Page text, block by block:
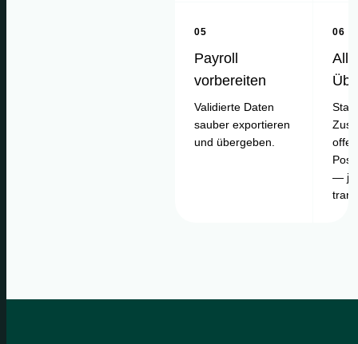
05
Payroll
vorbereiten
Validierte Daten
sauber exportieren
und übergeben.
06
—